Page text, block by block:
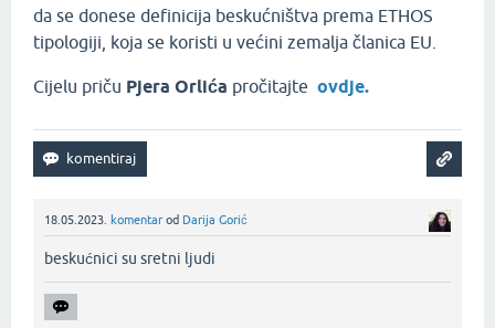
da se donese definicija beskućništva prema ETHOS
tipologiji, koja se koristi u većini zemalja članica EU.
Cijelu priču Pjera Orlića pročitajte ovdje.
18.05.2023. komentar od Darija Gorić
beskućnici su sretni ljudi‌